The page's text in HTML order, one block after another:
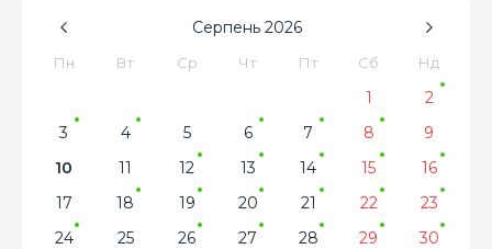
Серпень 2026
Пн Вт Ср Чт Пт Сб Нд
1
2
3
4 5 6 7 8
9
10
11 12 13 14 15
16
17
18 19 20 21 22
23
24
25 26 27 28 29
30